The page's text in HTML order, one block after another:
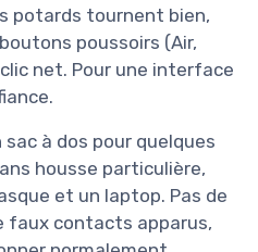
potards tournent bien,
poussoirs (Air,
net. Pour une interface
à dos pour quelques
housse particulière,
et un laptop. Pas de
faux contacts apparus,